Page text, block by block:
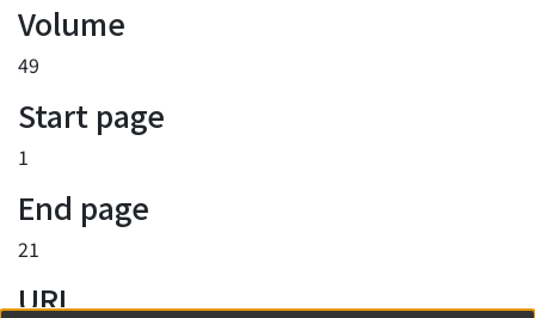
Volume
49
Start page
1
End page
21
URI